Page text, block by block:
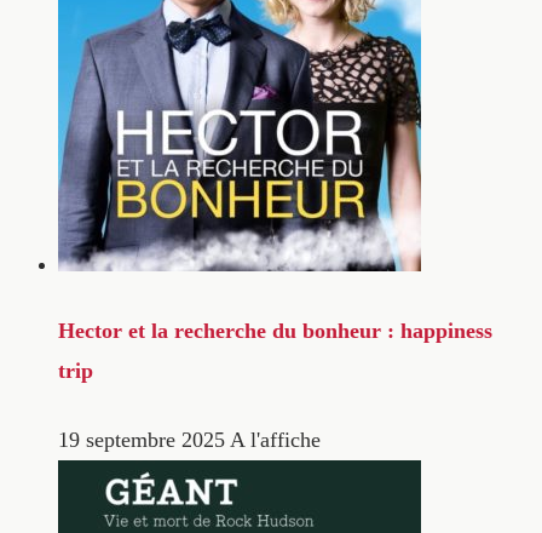
Hector et la recherche du bonheur : happiness
trip
19 septembre 2025 A l'affiche